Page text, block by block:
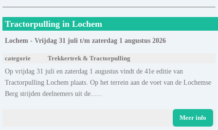
Tractorpulling in Lochem
Lochem - Vrijdag 31 juli t/m zaterdag 1 augustus 2026
categorie Trekkertrek & Tractorpulling
Op vrijdag 31 juli en zaterdag 1 augustus vindt de 41e editie van
Tractorpulling Lochem plaats. Op het terrein aan de voet van de Lochemse
Berg strijden deelnemers uit de......
Meer info